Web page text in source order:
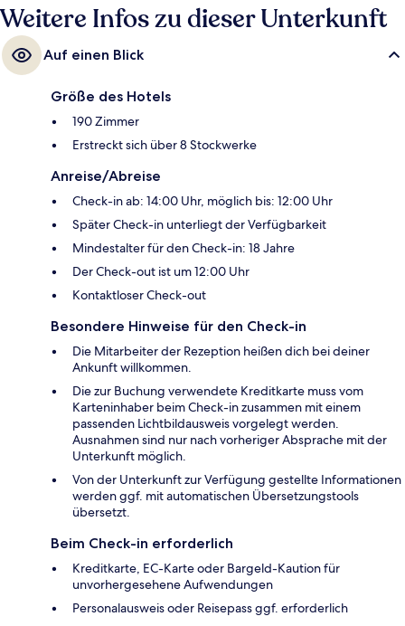
Weitere Infos zu dieser Unterkunft
Auf einen Blick
Größe des Hotels
190 Zimmer
Erstreckt sich über 8 Stockwerke
Anreise/Abreise
Check-in ab: 14:00 Uhr, möglich bis: 12:00 Uhr
Später Check-in unterliegt der Verfügbarkeit
Mindestalter für den Check-in: 18 Jahre
Der Check-out ist um 12:00 Uhr
Kontaktloser Check-out
Besondere Hinweise für den Check-in
Die Mitarbeiter der Rezeption heißen dich bei deiner
Ankunft willkommen.
Die zur Buchung verwendete Kreditkarte muss vom
Karteninhaber beim Check-in zusammen mit einem
passenden Lichtbildausweis vorgelegt werden.
Ausnahmen sind nur nach vorheriger Absprache mit der
Unterkunft möglich.
Von der Unterkunft zur Verfügung gestellte Informationen
werden ggf. mit automatischen Übersetzungstools
übersetzt.
Beim Check-in erforderlich
Kreditkarte, EC-Karte oder Bargeld-Kaution für
unvorhergesehene Aufwendungen
Personalausweis oder Reisepass ggf. erforderlich